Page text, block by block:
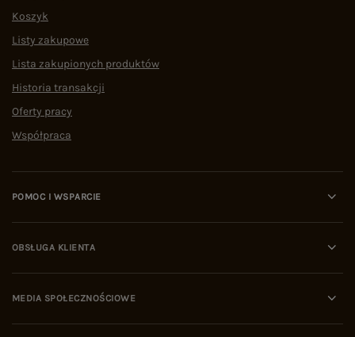
Koszyk
Listy zakupowe
Lista zakupionych produktów
Historia transakcji
Oferty pracy
Współpraca
POMOC I WSPARCIE
OBSŁUGA KLIENTA
MEDIA SPOŁECZNOŚCIOWE